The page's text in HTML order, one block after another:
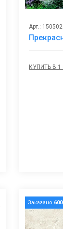
Арт.: 150502
КУПИТЬ В 1
Заказано 600